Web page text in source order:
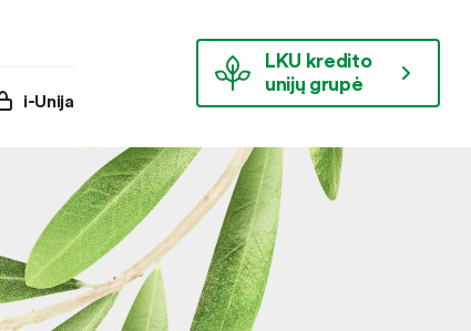
i-Unija
LKU kredito
unijų grupė